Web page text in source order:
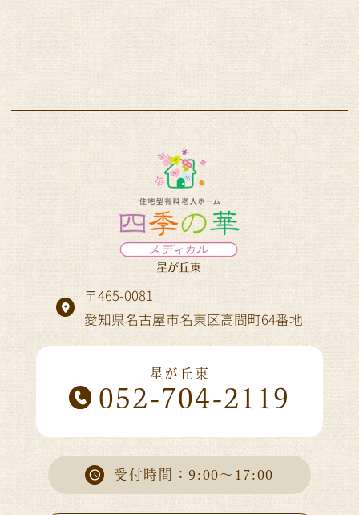
〒465-0081
愛知県名古屋市名東区高間町64番地
星が丘東
052-704-2119
受付時間：9:00～17:00